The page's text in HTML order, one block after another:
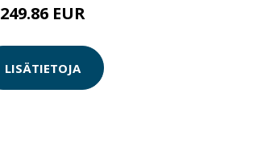
249.86 EUR
LISÄTIETOJA